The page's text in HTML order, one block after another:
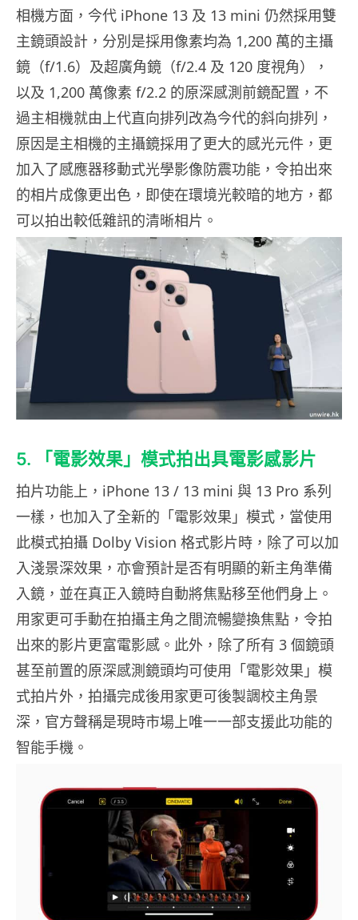
相機方面，今代 iPhone 13 及 13 mini 仍然採用雙
主鏡頭設計，分別是採用像素均為 1,200 萬的主攝
鏡（f/1.6）及超廣角鏡（f/2.4 及 120 度視角），
以及 1,200 萬像素 f/2.2 的原深感測前鏡配置，不
過主相機就由上代直向排列改為今代的斜向排列，
原因是主相機的主攝鏡採用了更大的感光元件，更
加入了感應器移動式光學影像防震功能，令拍出來
的相片成像更出色，即使在環境光較暗的地方，都
可以拍出較低雜訊的清晰相片。
5. 「電影效果」模式拍出具電影感影片
拍片功能上，iPhone 13 / 13 mini 與 13 Pro 系列
一樣，也加入了全新的「電影效果」模式，當使用
此模式拍攝 Dolby Vision 格式影片時，除了可以加
入淺景深效果，亦會預計是否有明顯的新主角準備
入鏡，並在真正入鏡時自動將焦點移至他們身上。
用家更可手動在拍攝主角之間流暢變換焦點，令拍
出來的影片更富電影感。此外，除了所有 3 個鏡頭
甚至前置的原深感測鏡頭均可使用「電影效果」模
式拍片外，拍攝完成後用家更可後製調校主角景
深，官方聲稱是現時市場上唯一一部支援此功能的
智能手機。